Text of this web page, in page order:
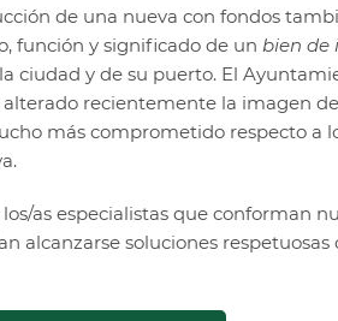
de una nueva con fondos
función y significado de un bien de
y de su puerto. El
recientemente la imagen
más comprometido respecto a
as especialistas que conforman
alcanzarse soluciones